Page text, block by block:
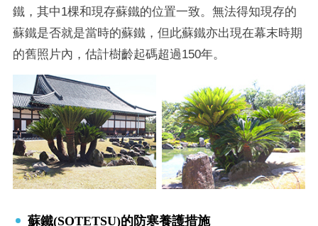
鐵，其中1棵和現存蘇鐵的位置一致。無法得知現存的
蘇鐵是否就是當時的蘇鐵，但此蘇鐵亦出現在幕末時期
的舊照片內，估計樹齡起碼超過150年。
蘇鐵(SOTETSU)的防寒養護措施